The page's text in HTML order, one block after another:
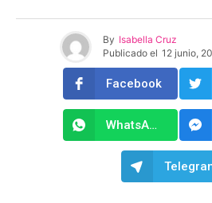
By Isabella Cruz
Publicado el 12 junio,
Facebook
WhatsApp